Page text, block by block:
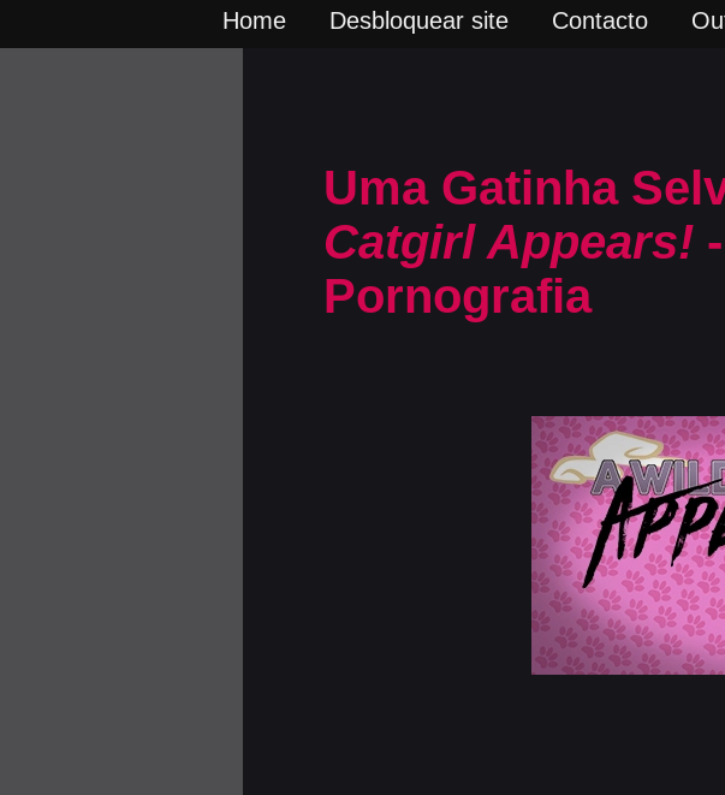
Home Desbloquear site Contacto
Uma Gatinha
Catgirl Appears!-
Pornografia